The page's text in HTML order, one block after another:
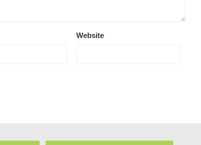
Website